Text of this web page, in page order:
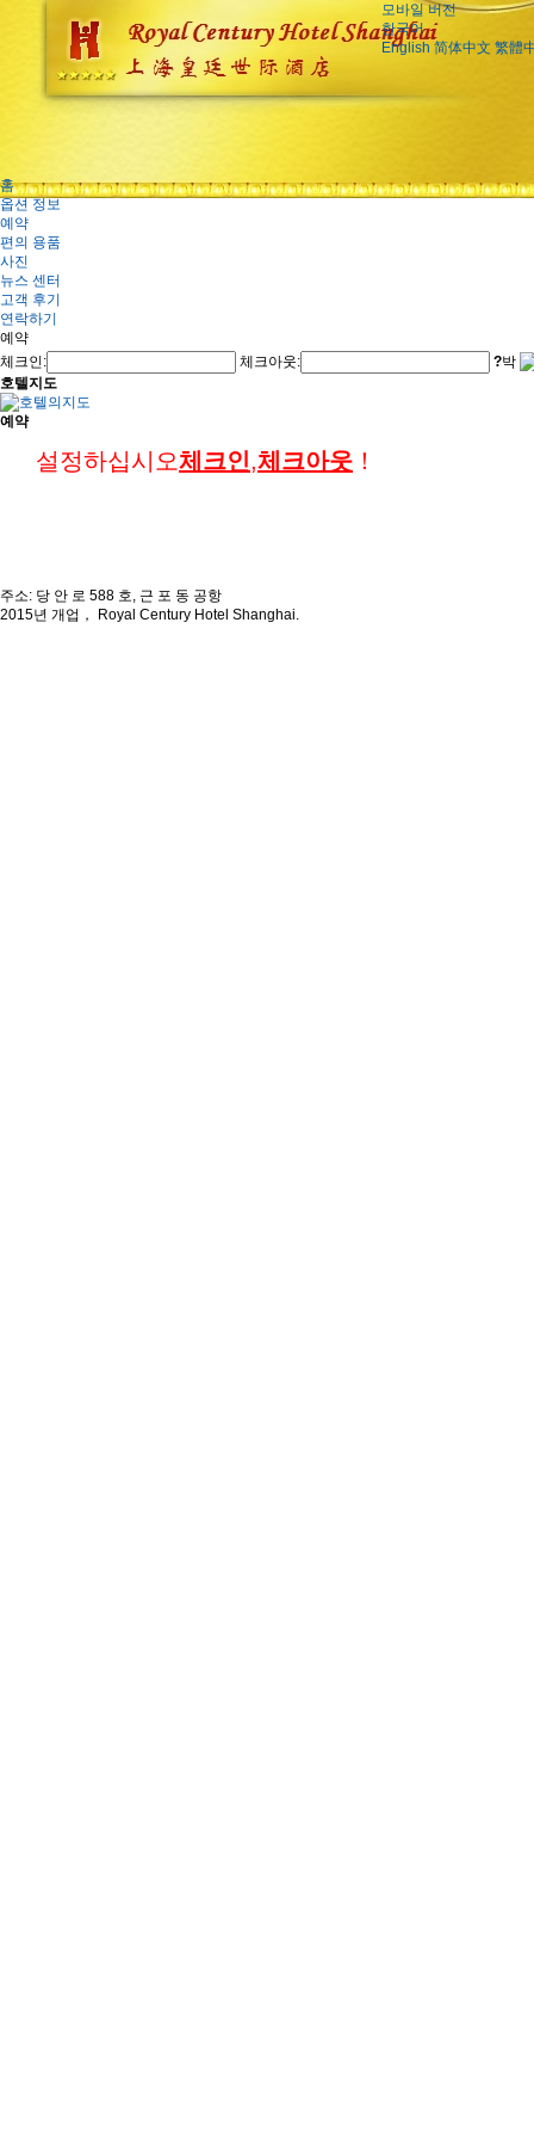
모바일 버전
한국어
English 简体中文 繁體
홈
옵션 정보
예약
편의 용품
사진
뉴스 센터
고객 후기
연락하기
예약
체크인:
체크아웃: ?박
호텔지도
예약
설정하십시오체크인,체크아웃 ！
주소: 당 안 로 588 호, 근 포 동 공항
2015년 개업， Royal Century Hotel Shanghai.